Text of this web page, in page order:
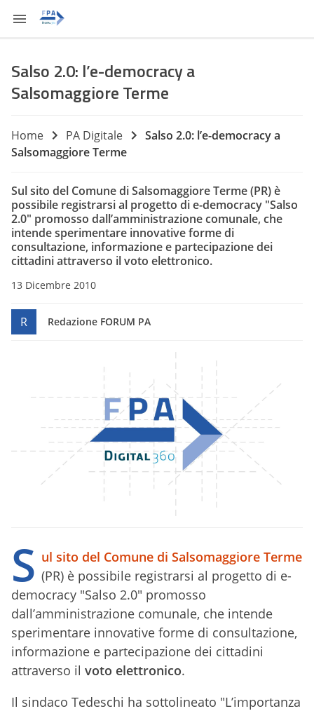
Salso 2.0: l’e-democracy a
Salsomaggiore Terme
Home PA Digitale
Salso 2.0: l’e-democracy a
Salsomaggiore Terme
Sul sito del Comune di Salsomaggiore Terme(PR) è
possibile registrarsi al progetto di e-democracy "Salso
2.0" promosso dall’amministrazione comunale, che
intende sperimentare innovative forme di
consultazione, informazione e partecipazione dei
cittadini attraverso ilvoto elettronico.
13 Dicembre 2010
R Redazione FORUM PA
S ul sito del Comune di Salsomaggiore Terme
(PR) è possibile registrarsi al progetto di e-
democracy "Salso 2.0" promosso
dall’amministrazione comunale, che intende
sperimentare innovative forme di consultazione,
informazione e partecipazione dei cittadini
attraverso il voto elettronico.
Il sindaco Tedeschi ha sottolineato "L’importanza